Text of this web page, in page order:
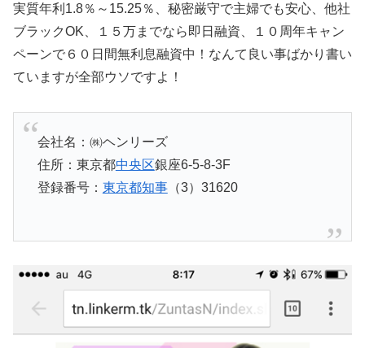
実質年利1.8％～15.25％、秘密厳守で主婦でも安心、他社
ブラックOK、１５万までなら即日融資、１０周年キャン
ペーンで６０日間無利息融資中！なんて良い事ばかり書い
ていますが全部ウソですよ！
会社名：㈱ヘンリーズ
住所：東京都中央区銀座6-5-8-3F
登録番号： 東京都知事（3）31620